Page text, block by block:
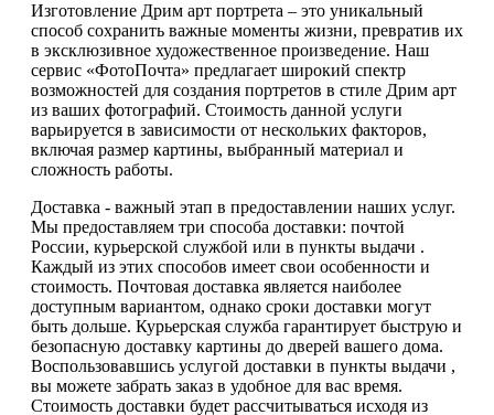
Изготовление Дрим арт портрета – это уникальный
способ сохранить важные моменты жизни, превратив их
в эксклюзивное художественное произведение. Наш
сервис «ФотоПочта» предлагает широкий спектр
возможностей для создания портретов в стиле Дрим арт
из ваших фотографий. Стоимость данной услуги
варьируется в зависимости от нескольких факторов,
включая размер картины, выбранный материал и
сложность работы.
Доставка - важный этап в предоставлении наших услуг.
Мы предоставляем три способа доставки: почтой
России, курьерской службой или в пункты выдачи .
Каждый из этих способов имеет свои особенности и
стоимость. Почтовая доставка является наиболее
доступным вариантом, однако сроки доставки могут
быть дольше. Курьерская служба гарантирует быструю и
безопасную доставку картины до дверей вашего дома.
Воспользовавшись услугой доставки в пункты выдачи ,
вы можете забрать заказ в удобное для вас время.
Стоимость доставки будет рассчитываться исходя из